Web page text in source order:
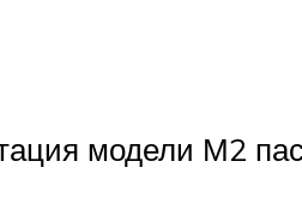
модели М2